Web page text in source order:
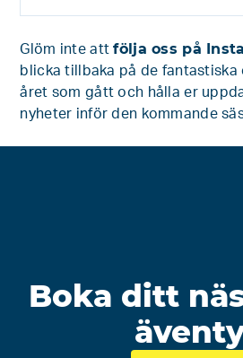
Glöm inte attfölja oss på
blicka tillbaka på de fantastiska
året som gått och hålla er
nyheter inför den kommande
Boka ditt